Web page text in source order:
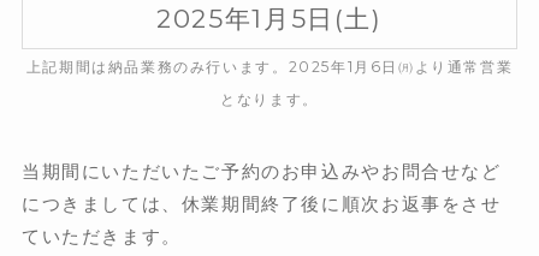
2025年1月5日(土)
上記期間は納品業務のみ行います。 2025年1月6日㈪より通常営業
となります。
当期間にいただいたご予約のお申込みやお問合せなど
につきましては、休業期間終了後に順次お返事をさせ
ていただきます。